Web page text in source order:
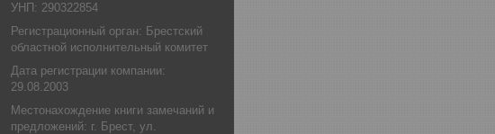
УНП: 290322854
Регистрационный орган: Брестский
областной исполнительный комитет
Дата регистрации компании:
29.08.2003
Местонахождение книги замечаний и
предложений: г. Брест, ул.